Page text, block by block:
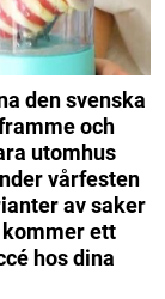
den svenska
och
utomhus
vårfesten
av saker
kommer ett
hos dina